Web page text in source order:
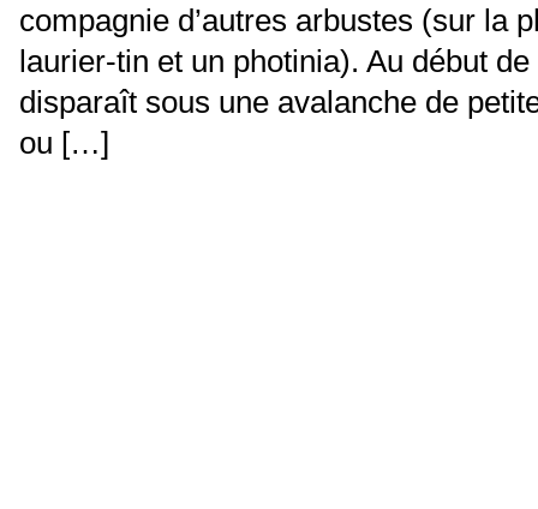
compagnie d’autres arbustes (sur la
laurier-tin et un photinia). Au début de
disparaît sous une avalanche de
ou […]